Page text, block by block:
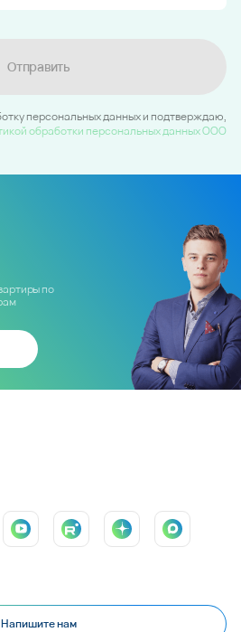
Отправить
персональных данных и подтверждаю,
обработки персональных данных ООО
по
Напишите нам